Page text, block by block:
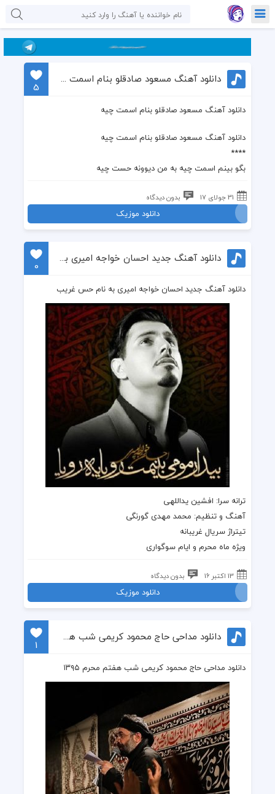
دانلود آهنگ مسعود صادقلو بنام اسمت چیه
5
دانلود آهنگ مسعود صادقلو بنام اسمت چیه
دانلود آهنگ مسعود صادقلو بنام اسمت چیه
****
بگو بینم اسمت چیه به من دیوونه حست چیه
31 جولای 17 بدون دیدگاه
دانلود موزیک
دانلود آهنگ جدید احسان خواجه امیری به نام حس غریب
0
دانلود آهنگ جدید احسان خواجه امیری به نام حس غریب
ترانه سرا: افشین یداللهی
آهنگ و تنظیم: محمد مهدی گورنگی
تیتراژ سریال غریبانه
ویژه ماه محرم و ایام سوگواری
13 اکتبر 16 بدون دیدگاه
دانلود موزیک
دانلود مداحی حاج محمود کریمی شب هفتم محرم ۱۳۹۵
1
دانلود مداحی حاج محمود کریمی شب هفتم محرم ۱۳۹۵